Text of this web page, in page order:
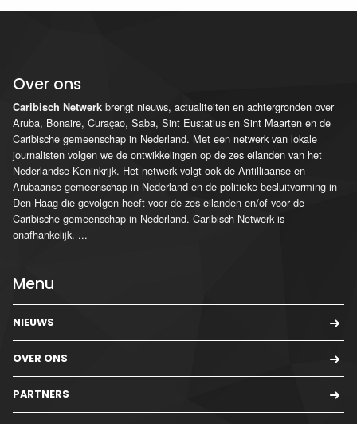
Over ons
Caribisch Netwerk brengt nieuws, actualiteiten en achtergronden over
Aruba, Bonaire, Curaçao, Saba, Sint Eustatius en Sint Maarten en de
Caribische gemeenschap in Nederland. Met een netwerk van lokale
journalisten volgen we de ontwikkelingen op de zes eilanden van het
Nederlandse Koninkrijk. Het netwerk volgt ook de Antilliaanse en
Arubaanse gemeenschap in Nederland en de politieke besluitvorming in
Den Haag die gevolgen heeft voor de zes eilanden en/of voor de
Caribische gemeenschap in Nederland. Caribisch Netwerk is
onafhankelijk. ...
Menu
NIEUWS
OVER ONS
PARTNERS